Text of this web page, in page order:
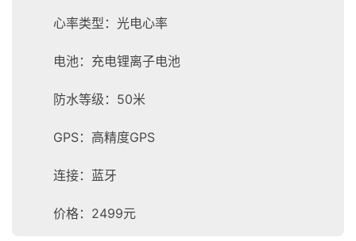
心率类型：光电心率
电池：充电锂离子电池
防水等级：50米
GPS：高精度GPS
连接：蓝牙
价格：2499元